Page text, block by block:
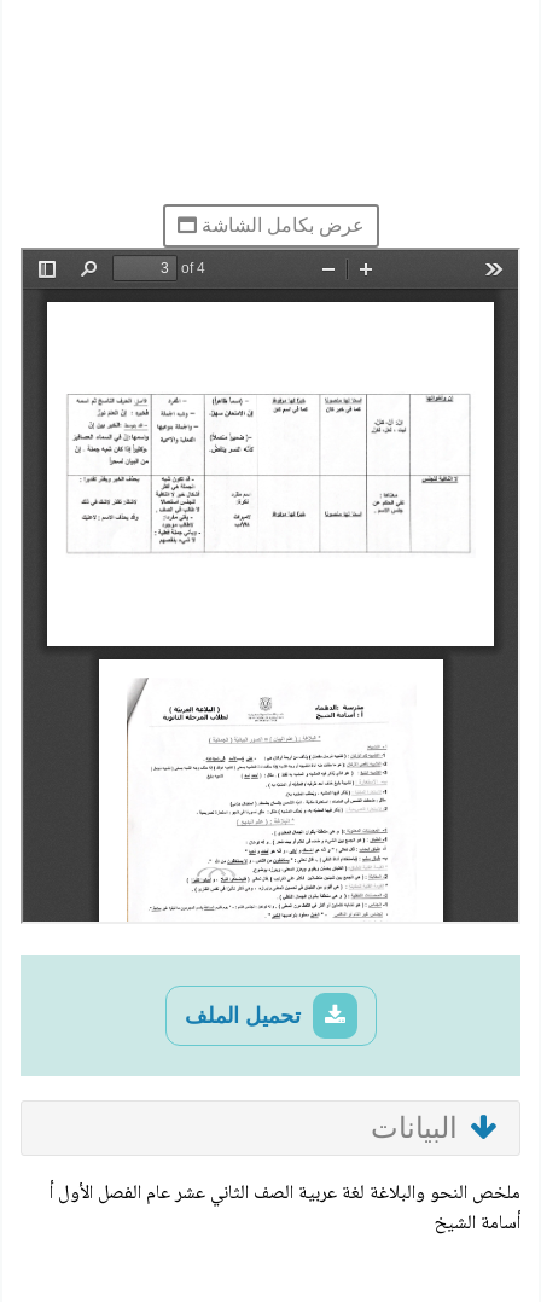
عرض بكامل الشاشة
تحميل الملف
البيانات
ملخص النحو والبلاغة لغة عربية الصف الثاني عشر عام الفصل الأول أ
أسامة الشيخ